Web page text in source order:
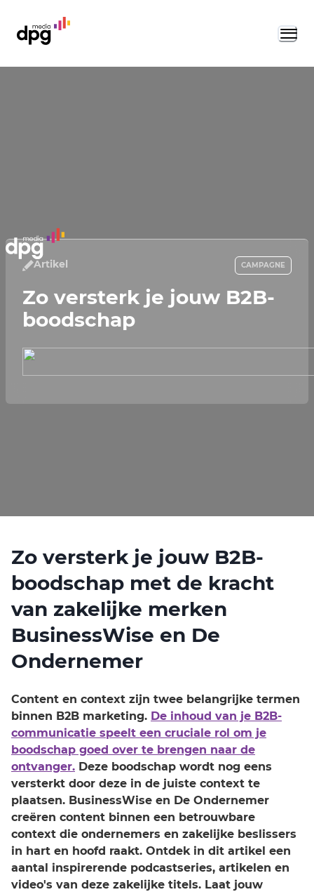
Artikel CAMPAGNE
Zo versterk je jouw B2B-
boodschap
Zo versterk je jouw B2B-
boodschap met de kracht
van zakelijke merken
BusinessWise en De
Ondernemer
Content en context zijn twee belangrijke termen
binnen B2B marketing. De inhoud van je B2B-
communicatie speelt een cruciale rol om je
boodschap goed over te brengen naar de
ontvanger. Deze boodschap wordt nog eens
versterkt door deze in de juiste context te
plaatsen. BusinessWise en De Ondernemer
creëren content binnen een betrouwbare
context die ondernemers en zakelijke beslissers
in hart en hoofd raakt. Ontdek in dit artikel een
aantal inspirerende podcastseries, artikelen en
video's van deze zakelijke titels. Laat jouw